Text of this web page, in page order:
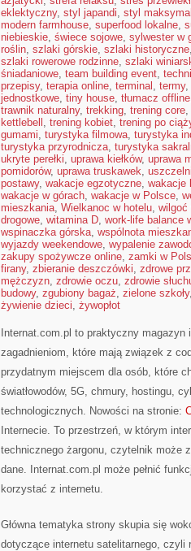
eklektyczny, styl japandi, styl
modern farmhouse, superfood lokalne,
niebieskie, świece sojowe, sylwester w
roślin, szlaki górskie, szlaki historyczne,
szlaki rowerowe rodzinne, szlaki
śniadaniowe, team building event,
przepisy, terapia online, terminal , termy,
jednostkowe, tiny house, tłumacz offline
trawnik naturalny, trekking, trening core,
kettlebell , trening kobiet, trening po
gumami, turystyka filmowa, turystyka
turystyka przyrodnicza, turystyka
ukryte perełki, uprawa kiełków, uprawa
pomidorów, uprawa truskawek,
postawy, wakacje egzotyczne, wakacje
wakacje w górach, wakacje w Polsce,
mieszkania, Wielkanoc w hotelu, wilgoć
drogowe, witamina D, work-life balance
wspinaczka górska, wspólnota
wyjazdy weekendowe, wypalenie
zakupy spożywcze online, zamki w
firany, zbieranie deszczówki, zdrowe
mężczyzn, zdrowie oczu, zdrowie
budowy, zgubiony bagaż, zielone szkoły,
żywienie dzieci, żywopłot
Internat.com.pl to praktyczny
zagadnieniom, które mają związek z
przydatnym miejscem dla osób, które
światłowodów, 5G, chmury, hostingu,
technologicznych. Nowości na stronie:
Internecie. To przestrzeń, w którym
technicznego żargonu, czytelnik może
dane. Internat.com.pl może pełnić
korzystać z internetu.
Główna tematyka strony skupia się
dotyczące internetu satelitarnego, czyli